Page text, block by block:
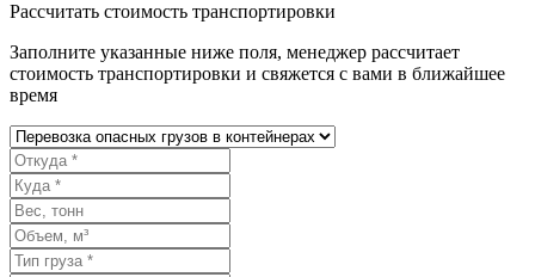
Рассчитать стоимость транспортировки
Заполните указанные ниже поля, менеджер рассчитает
стоимость транспортировки и свяжется с вами в ближайшее
время